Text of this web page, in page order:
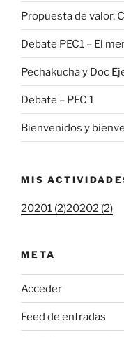
Propuesta de valor.
Debate PEC1 – El
Pechakucha y Doc
Debate – PEC 1
Bienvenidos y
MIS
20201 (2)20202 (2)
META
Acceder
Feed de entradas